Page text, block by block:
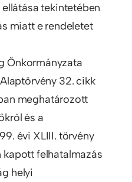
tekintetében
miatt e rendeletet
Önkormányzata
32. cikk
meghatározott
és a
évi XLIII. törvény
kapott felhatalmazás
helyi